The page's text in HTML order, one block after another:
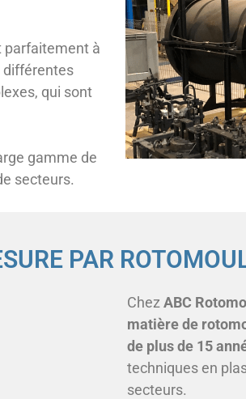
parfaitement à
différentes
qui sont
gamme de
secteurs.
PAR
Chez ABC
matière de
de plus de 15
techniques en
secteurs.